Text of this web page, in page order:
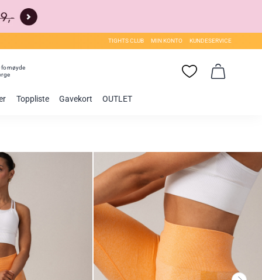
TIGHTS CLUB MIN KONTO KUNDESERVICE
fornøyde
Toppliste Gavekort OUTLET